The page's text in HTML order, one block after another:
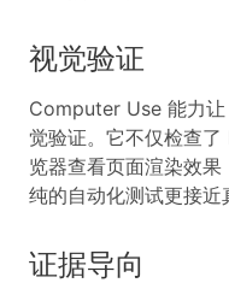
视觉验证
Computer Use 能力
觉验证。它不仅检查
览器查看页面渲染效
纯的自动化测试更接近
证据导向